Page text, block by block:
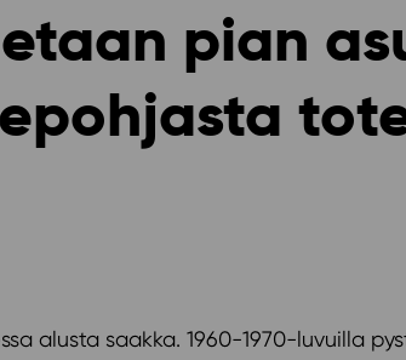
pian
alusta saakka. 1960-1970-luvuilla